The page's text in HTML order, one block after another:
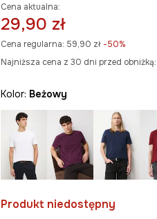
Cena aktualna:
29,90 zł
Cena regularna: 59,90 zł-50%
Najniższa cena z 30 dni przed obniżką:
Kolor: beżowy
Produkt niedostępny